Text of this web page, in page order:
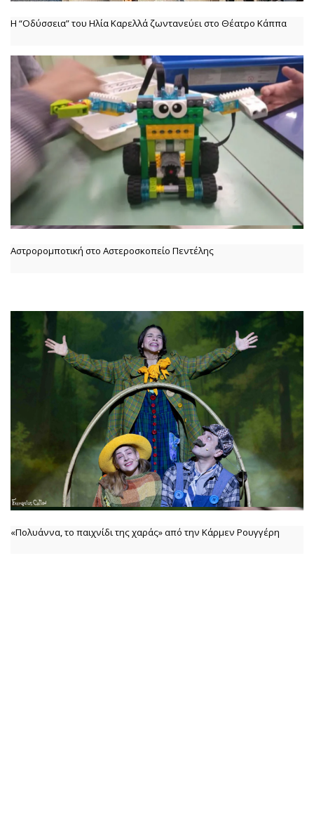
Η “Οδύσσεια” του Ηλία Καρελλά ζωντανεύει στο Θέατρο Κάππα
Αστρορομποτική στο Αστεροσκοπείο Πεντέλης
«Πολυάννα, το παιχνίδι της χαράς» από την Κάρμεν Ρουγγέρη